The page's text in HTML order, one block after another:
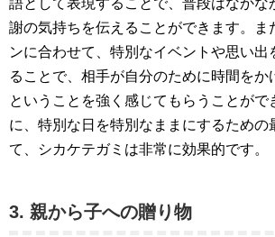
謝の気持ちを伝えることができます。ま
ンに合わせて、特別なイベントや思い出
ることで、相手が自分のために時間をか
ということを強く感じてもらうことがで
に、特別な日を特別なままにするための
て、シカケテガミは非常に効果的です。
3. 親から子への贈り物